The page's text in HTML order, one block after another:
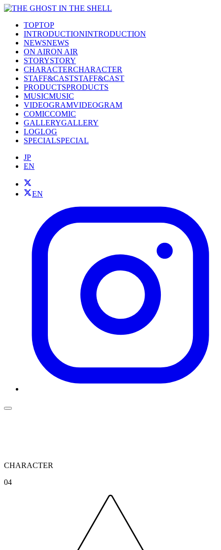
TOPTOP
INTRODUCTIONINTRODUCTION
NEWSNEWS
ON AIRON AIR
STORYSTORY
CHARACTERCHARACTER
STAFF&CASTSTAFF&CAST
PRODUCTSPRODUCTS
MUSICMUSIC
VIDEOGRAMVIDEOGRAM
COMICCOMIC
GALLERYGALLERY
LOGLOG
SPECIALSPECIAL
JP
EN
EN
CHARACTER
04